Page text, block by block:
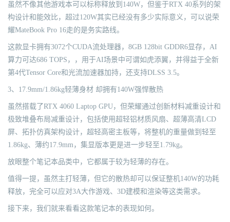
虽然不像其他游戏本可以标称释放到140W，但鉴于RTX 40系列的架
构设计和能效比，超过120W其实已经没有多少实际意义，可以说荣
耀MateBook Pro 16走的是务实路线。
这款显卡拥有3072个CUDA流处理器，8GB 128bit GDDR6显存，AI
算力可达686 TOPS，，用于AI场景中可谓如虎添翼，并得益于全新
第4代Tensor Core和光流加速器加持，还支持DLSS 3.5。
3、17.9mm/1.86kg轻薄身材 却拥有140W强悍散热
虽然搭载了RTX 4060 Laptop GPU，但荣耀通过创新材料减重设计和
极致堆叠布局减重设计，包括使用超轻铝材质风扇、超薄高清LCD
屏、拓扑仿真架构设计，超轻高密主板等，将整机的重量做到轻至
1.86kg、薄约17.9mm，集显版本更是进一步轻至1.79kg。
放眼整个笔记本品类中，它都属于较为轻薄的存在。
值得一提，虽然主打轻薄，但它的散热却可以保证整机140W的功耗
释放，完全可以应对3A大作游戏、3D建模和渲染等这类需求。
接下来，我们就来看看这款笔记本的表现如何。